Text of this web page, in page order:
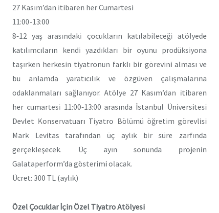
27 Kasım’dan itibaren her Cumartesi
11:00-13:00
8-12 yaş arasındaki çocukların katılabileceği atölyede
katılımcıların kendi yazdıkları bir oyunu prodüksiyona
taşırken herkesin tiyatronun farklı bir görevini alması ve
bu anlamda yaratıcılık ve özgüven çalışmalarına
odaklanmaları sağlanıyor. Atölye 27 Kasım’dan itibaren
her cumartesi 11:00-13:00 arasında İstanbul Üniversitesi
Devlet Konservatuarı Tiyatro Bölümü öğretim görevlisi
Mark Levitas tarafından üç aylık bir süre zarfında
gerçekleşecek. Üç ayın sonunda projenin
Galataperform’da gösterimi olacak.
Ücret: 300 TL (aylık)
Özel Çocuklar İçin Özel Tiyatro Atölyesi